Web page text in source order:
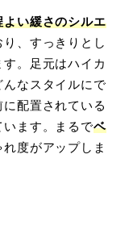
い緩さのシルエ
、すっきりとし
。足元はハイカ
んなスタイルにで
配置されている
います。まるでベ
れ度がアップしま